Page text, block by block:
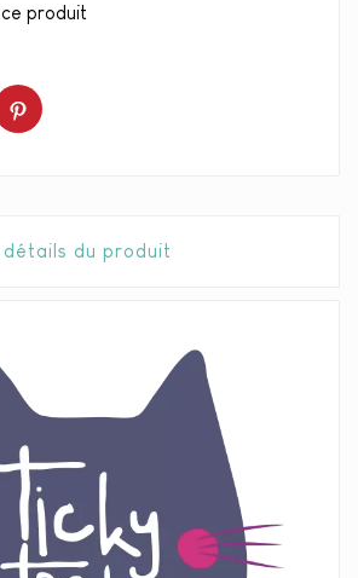
produit
détails du produit